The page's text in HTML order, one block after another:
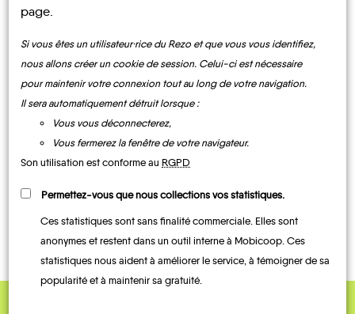
CONTACTEZ-NOUS !
Les infosMOBILITE
AUTOPARTAGE
TRANSPORTS
À LA
DEMANDE
BUS
page.
Si vous êtes un utilisateur·rice du Rezo et que vous vous identifiez,
nous allons créer un cookie de session. Celui-ci est nécessaire
pour maintenir votre connexion tout au long de votre navigation.
Il sera automatiquement détruit lorsque :
Vous vous déconnecterez,
Vous fermerez la fenêtre de votre navigateur.
Son utilisation est conforme au RGPD
Permettez-vous que nous collections vos statistiques.
Ces statistiques sont sans finalité commerciale. Elles sont
anonymes et restent dans un outil interne à Mobicoop. Ces
statistiques nous aident à améliorer le service, à témoigner de sa
popularité et à maintenir sa gratuité.